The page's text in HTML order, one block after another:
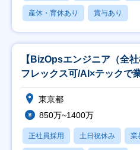
産休・育休あり 賞与あり
【BizOpsエンジニア（全
フレックス可/AI×テックで
東京都
850万~1400万
正社員採用 土日祝休み 業